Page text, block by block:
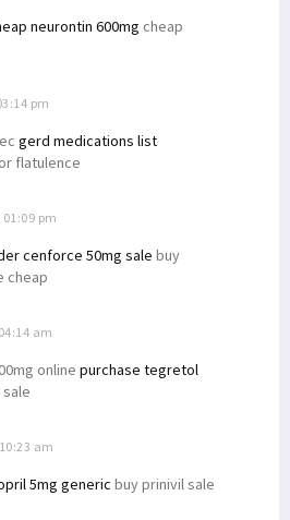
neurontin 600mg cheap
pm
gerd medications list
flatulence
01:09 pm
cenforce 50mg sale buy
cheap
am
online purchase tegretol
am
5mg generic buy prinivil sale